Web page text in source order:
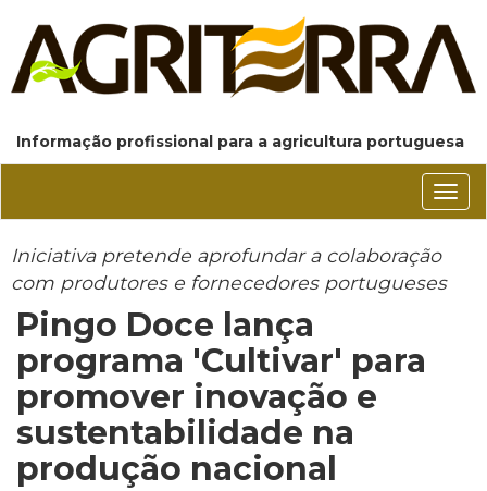
Informação profissional para a agricultura portuguesa
Iniciativa pretende aprofundar a colaboração
com produtores e fornecedores portugueses
Pingo Doce lança
programa 'Cultivar' para
promover inovação e
sustentabilidade na
produção nacional